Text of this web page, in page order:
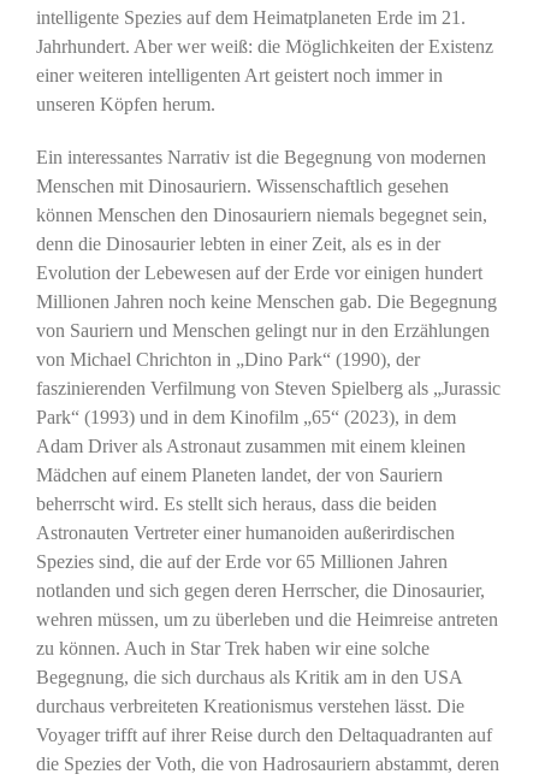
intelligente Spezies auf dem Heimatplaneten Erde im 21.
Jahrhundert. Aber wer weiß: die Möglichkeiten der Existenz
einer weiteren intelligenten Art geistert noch immer in
unseren Köpfen herum.
Ein interessantes Narrativ ist die Begegnung von modernen
Menschen mit Dinosauriern. Wissenschaftlich gesehen
können Menschen den Dinosauriern niemals begegnet sein,
denn die Dinosaurier lebten in einer Zeit, als es in der
Evolution der Lebewesen auf der Erde vor einigen hundert
Millionen Jahren noch keine Menschen gab. Die Begegnung
von Sauriern und Menschen gelingt nur in den Erzählungen
von Michael Chrichton in „Dino Park“ (1990), der
faszinierenden Verfilmung von Steven Spielberg als „Jurassic
Park“ (1993) und in dem Kinofilm „65“ (2023), in dem
Adam Driver als Astronaut zusammen mit einem kleinen
Mädchen auf einem Planeten landet, der von Sauriern
beherrscht wird. Es stellt sich heraus, dass die beiden
Astronauten Vertreter einer humanoiden außerirdischen
Spezies sind, die auf der Erde vor 65 Millionen Jahren
notlanden und sich gegen deren Herrscher, die Dinosaurier,
wehren müssen, um zu überleben und die Heimreise antreten
zu können. Auch in Star Trek haben wir eine solche
Begegnung, die sich durchaus als Kritik am in den USA
durchaus verbreiteten Kreationismus verstehen lässt. Die
Voyager trifft auf ihrer Reise durch den Deltaquadranten auf
die Spezies der Voth, die von Hadrosauriern abstammt, deren